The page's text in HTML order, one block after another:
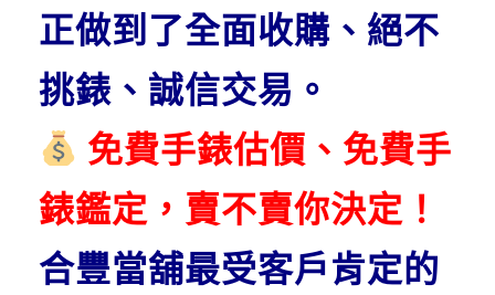
正做到了全面收購、絕不
挑錶、誠信交易。
免費手錶估價、免費手
錶鑑定，賣不賣你決定！
合豐當舖最受客戶肯定的